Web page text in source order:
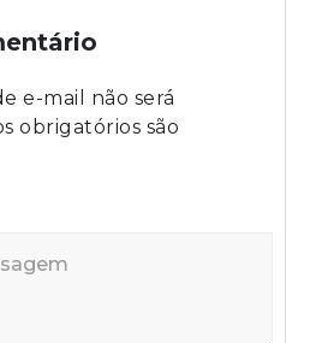
e-mail não será
obrigatórios são